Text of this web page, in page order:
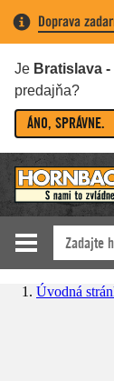
Doprava
Je Bratislava
predajňa?
ÁNO, SPRÁVNE.
Úvodná